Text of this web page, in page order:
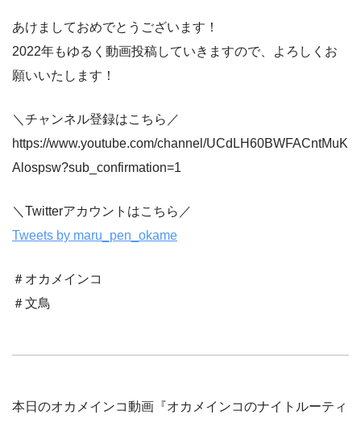
あけましておめでとうございます！
2022年もゆるく動画投稿していきますので、よろしくお
願いいたします！
＼チャンネル登録はこちら／
https://www.youtube.com/channel/UCdLH60BWFACntMuK
Alospsw?sub_confirmation=1
＼Twitterアカウントはこちら／
Tweets by maru_pen_okame
＃オカメインコ
＃文鳥
本日のオカメインコ動画『オカメインコのナイトルーティ